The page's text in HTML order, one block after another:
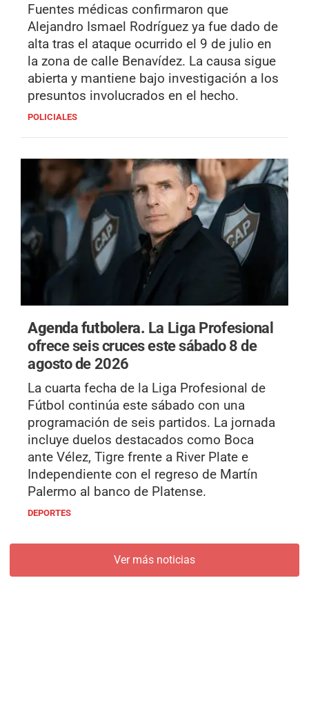
Fuentes médicas confirmaron que
Alejandro Ismael Rodríguez ya fue dado de
alta tras el ataque ocurrido el 9 de julio en
la zona de calle Benavídez. La causa sigue
abierta y mantiene bajo investigación a los
presuntos involucrados en el hecho.
POLICIALES
Agenda futbolera. La Liga Profesional
ofrece seis cruces este sábado 8 de
agosto de 2026
La cuarta fecha de la Liga Profesional de
Fútbol continúa este sábado con una
programación de seis partidos. La jornada
incluye duelos destacados como Boca
ante Vélez, Tigre frente a River Plate e
Independiente con el regreso de Martín
Palermo al banco de Platense.
DEPORTES
Ver más noticias